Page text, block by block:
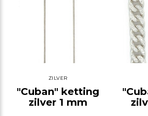
ZILVER
"Cuban" ketting
zilver 1 mm